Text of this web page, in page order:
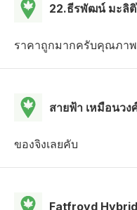
22.ธีรพัฒน์ มะลิ
ราคาถูกมากครับคุณภา
สายฟ้า เหมือนวง
ของจิงเลยคับ
Fatfroyd Hybrid